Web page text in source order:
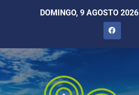
DOMINGO, 9 AGOSTO 2026